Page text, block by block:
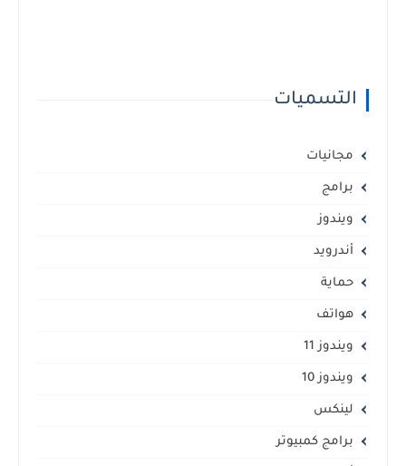
التسميات
مجانيات
برامج
ويندوز
أندرويد
حماية
هواتف
ويندوز 11
ويندوز 10
لينكس
برامج كمبيوتر